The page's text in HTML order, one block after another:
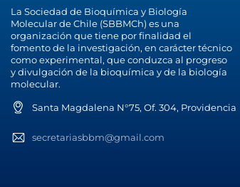
La Sociedad de Bioquímica y Biología
Molecular de Chile (SBBMCh) es una
organización que tiene por finalidad el
fomento de la investigación, en carácter técnico
como experimental, que conduzca al progreso
y divulgación de la bioquímica y de la biología
molecular.
Santa Magdalena N°75, Of. 304, Providencia
secretariasbbm@gmail.com